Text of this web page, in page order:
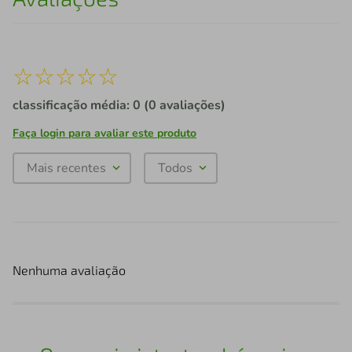
☆☆☆☆☆
classificação média: 0 (0 avaliações)
Faça login para avaliar este produto
Mais recentes Todos
Nenhuma avaliação